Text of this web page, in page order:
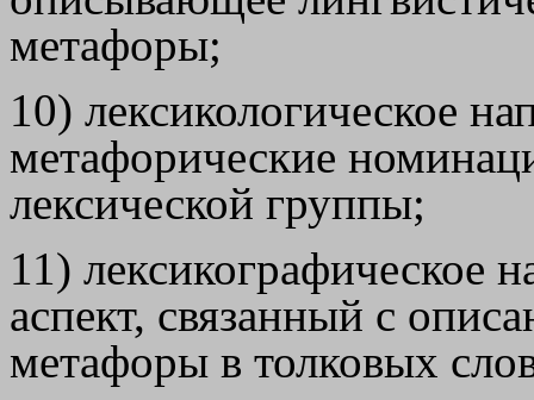
метафоры;
10) лексикологическое
метафорические
лексической группы;
11) лексикографическое
аспект, связанный с
метафоры в толковых